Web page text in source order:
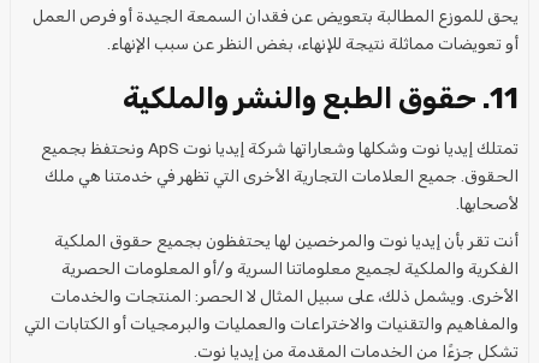
يحق للموزع المطالبة بتعويض عن فقدان السمعة الجيدة أو فرص العمل
أو تعويضات مماثلة نتيجة للإنهاء، بغض النظر عن سبب الإنهاء.
11. حقوق الطبع والنشر والملكية
تمتلك إيديا نوت وشكلها وشعاراتها شركة إيديا نوت ApS ونحتفظ بجميع
الحقوق. جميع العلامات التجارية الأخرى التي تظهر في خدمتنا هي ملك
لأصحابها.
أنت تقر بأن إيديا نوت والمرخصين لها يحتفظون بجميع حقوق الملكية
الفكرية والملكية لجميع معلوماتنا السرية و/أو المعلومات الحصرية
الأخرى. ويشمل ذلك، على سبيل المثال لا الحصر: المنتجات والخدمات
والمفاهيم والتقنيات والاختراعات والعمليات والبرمجيات أو الكتابات التي
تشكل جزءًا من الخدمات المقدمة من إيديا نوت.